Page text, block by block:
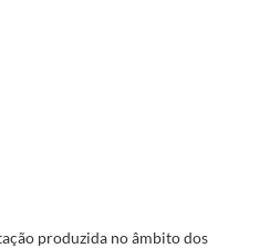
produzida no âmbito dos